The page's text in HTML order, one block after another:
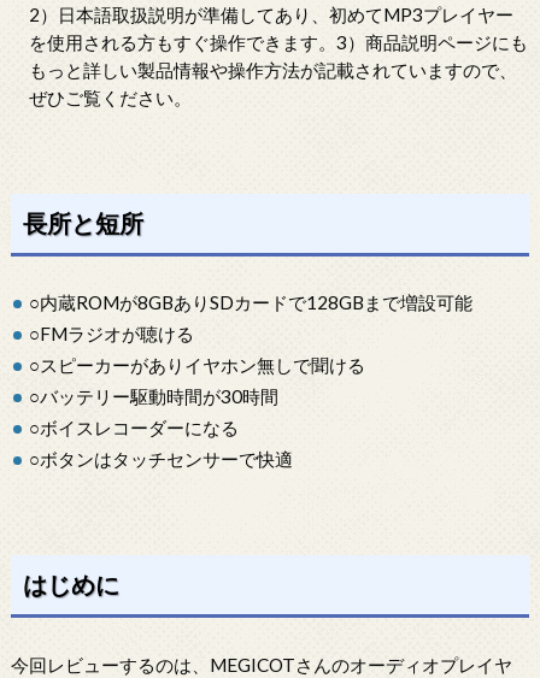
2）日本語取扱説明が準備してあり、初めてMP3プレイヤー
を使用される方もすぐ操作できます。3）商品説明ページにも
もっと詳しい製品情報や操作方法が記載されていますので、
ぜひご覧ください。
長所と短所
○内蔵ROMが8GBありSDカードで128GBまで増設可能
○FMラジオが聴ける
○スピーカーがありイヤホン無しで聞ける
○バッテリー駆動時間が30時間
○ボイスレコーダーになる
○ボタンはタッチセンサーで快適
はじめに
今回レビューするのは、MEGICOTさんのオーディオプレイヤ